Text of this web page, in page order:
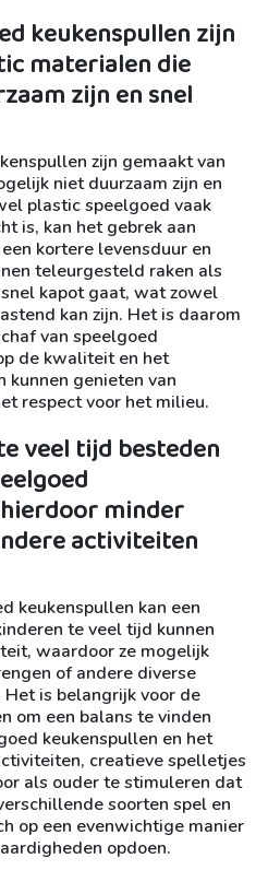
keukenspullen zijn
materialen die
zijn en snel
zijn gemaakt van
niet duurzaam zijn en
plastic speelgoed vaak
is, kan het gebrek aan
kortere levensduur en
teleurgesteld raken als
kapot gaat, wat zowel
kan zijn. Het is daarom
van speelgoed
de kwaliteit en het
kunnen genieten van
respect voor het milieu.
veel tijd besteden
minder
activiteiten
keukenspullen kan een
te veel tijd kunnen
waardoor ze mogelijk
of andere diverse
is belangrijk voor de
om een balans te vinden
keukenspullen en het
creatieve spelletjes
als ouder te stimuleren dat
soorten spel en
op een evenwichtige manier
opdoen.